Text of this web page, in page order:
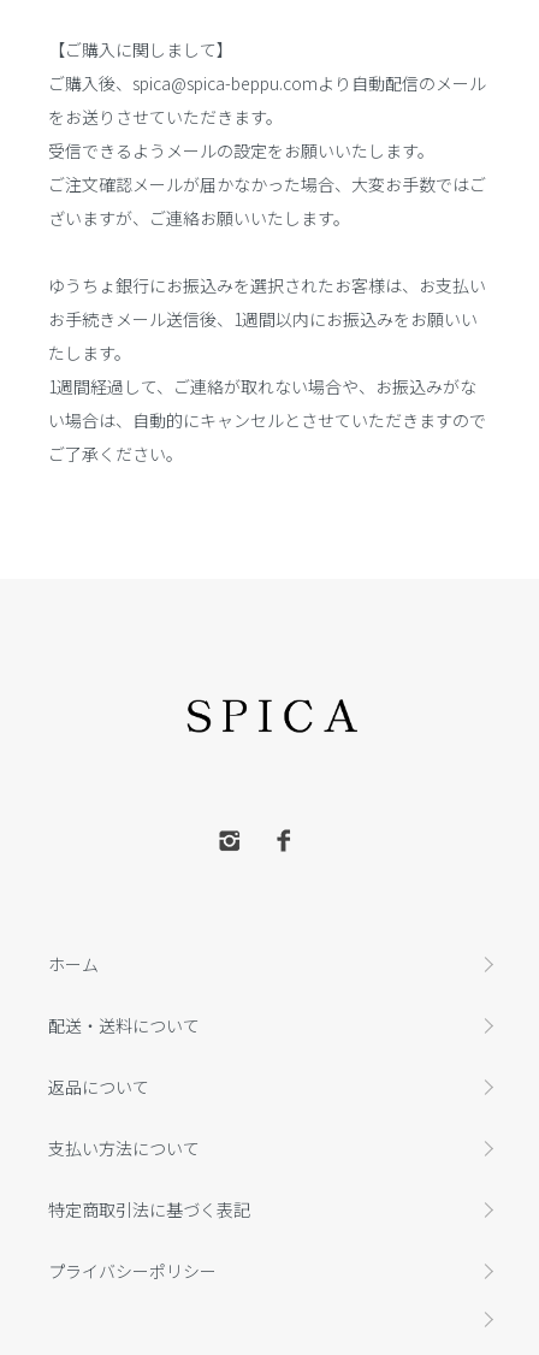
【ご購入に関しまして】
ご購入後、spica@spica-beppu.comより自動配信のメール
をお送りさせていただきます。
受信できるようメールの設定をお願いいたします。
ご注文確認メールが届かなかった場合、大変お手数ではご
ざいますが、ご連絡お願いいたします。
ゆうちょ銀行にお振込みを選択されたお客様は、お支払い
お手続きメール送信後、1週間以内にお振込みをお願いい
たします。
1週間経過して、ご連絡が取れない場合や、お振込みがな
い場合は、自動的にキャンセルとさせていただきますので
ご了承ください。
ホーム
配送・送料について
返品について
支払い方法について
特定商取引法に基づく表記
プライバシーポリシー